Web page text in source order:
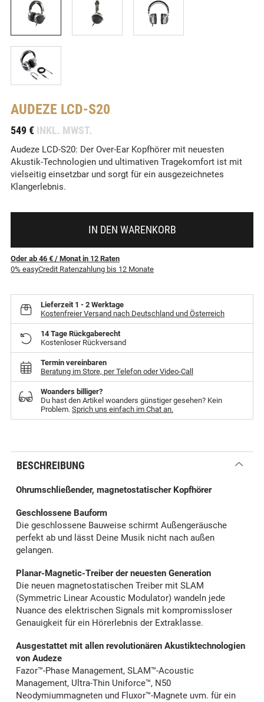
AUDEZE LCD-S20
549 € INKL. MWST.
Audeze LCD-S20: Der Over-Ear Kopfhörer mit neuesten
Akustik-Technologien und ultimativen Tragekomfort ist mit
vielseitig einsetzbar und sorgt für ein ausgezeichnetes
Klangerlebnis.
IN DEN WARENKORB
Oder ab 46 € / Monatin 12 Raten
0% easyCredit Ratenzahlung bis 12 Monate
Lieferzeit 1 - 2 Werktage
Kostenfreier Versand nach Deutschland und Österreich
14 Tage Rückgaberecht
Kostenloser Rückversand
Termin vereinbaren
Beratung im Store, per Telefon oder Video-Call
Woanders billiger?
Du hast den Artikel woanders günstiger gesehen? Kein
Problem. Sprich uns einfach im Chat an.
BESCHREIBUNG
Ohrumschließender, magnetostatischer Kopfhörer
Geschlossene Bauform
Die geschlossene Bauweise schirmt Außengeräusche
perfekt ab und lässt Deine Musik nicht nach außen
gelangen.
Planar-Magnetic-Treiber der neuesten Generation
Die neuen magnetostatischen Treiber mit SLAM
(Symmetric Linear Acoustic Modulator) wandeln jede
Nuance des elektrischen Signals mit kompromissloser
Genauigkeit für ein Hörerlebnis der Extraklasse.
Ausgestattet mit allen revolutionären Akustiktechnologien
von Audeze
Fazor™-Phase Management, SLAM™-Acoustic
Management, Ultra-Thin Uniforce™, N50
Neodymiummagneten und Fluxor™-Magnete uvm. für ein